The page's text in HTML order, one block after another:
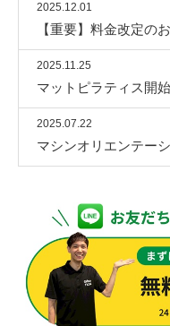
2025.12.01
【重要】料金改定の
2025.11.25
マットピラティス開
2025.07.22
マシンオリエンテー